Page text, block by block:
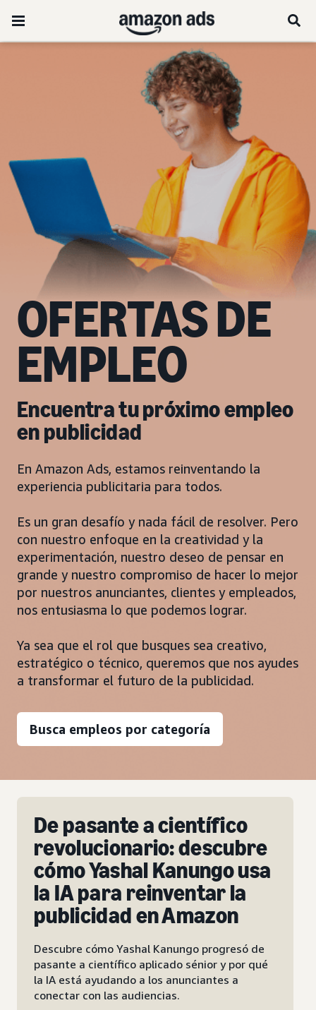
OFERTAS DE
EMPLEO
Encuentra tu próximo empleo
en publicidad
En Amazon Ads, estamos reinventando la
experiencia publicitaria para todos.
Es un gran desafío y nada fácil de resolver. Pero
con nuestro enfoque en la creatividad y la
experimentación, nuestro deseo de pensar en
grande y nuestro compromiso de hacer lo mejor
por nuestros anunciantes, clientes y empleados,
nos entusiasma lo que podemos lograr.
Ya sea que el rol que busques sea creativo,
estratégico o técnico, queremos que nos ayudes
a transformar el futuro de la publicidad.
Busca empleos por categoría
Nueva ciudad, nuevo rol,
nuevo bebé: Cómo
Karima, una ejecutiva de
cuenta, ha asumido sus
roles más importantes en
Amazon Ads
Conoce a Karima Naemi-Quaas, nuestra
ejecutiva de cuenta que logra equilibrar su
trabajo en ventas con su vida familiar gracias